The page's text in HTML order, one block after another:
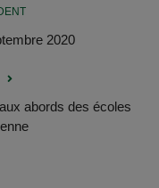
2020
abords des écoles